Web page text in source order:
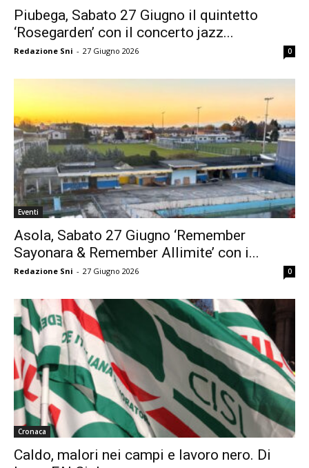
Piubega, Sabato 27 Giugno il quintetto
‘Rosegarden’ con il concerto jazz...
Redazione Sni - 27 Giugno 2026 0
Eventi
Asola, Sabato 27 Giugno ‘Remember
Sayonara & Remember Allimite’ con i...
Redazione Sni - 27 Giugno 2026 0
Cronaca
Caldo, malori nei campi e lavoro nero. Di